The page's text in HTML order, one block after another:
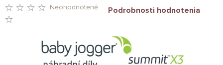
PRODUKTU
Neohodnotené Podrobnosti hodnotenia